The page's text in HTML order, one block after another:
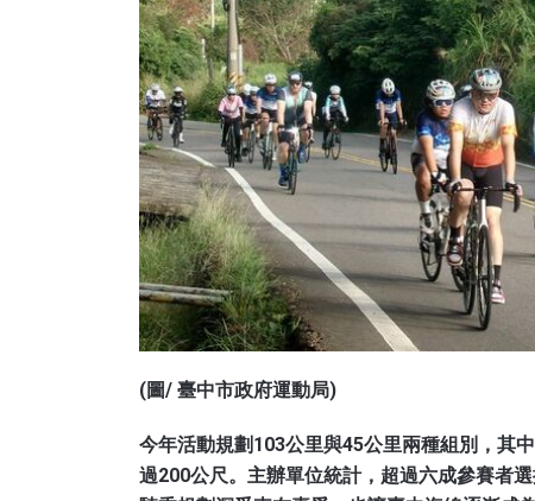
(圖/ 臺中市政府運動局)
今年活動規劃103公里與45公里兩種組別，其
過200公尺。主辦單位統計，超過六成參賽者